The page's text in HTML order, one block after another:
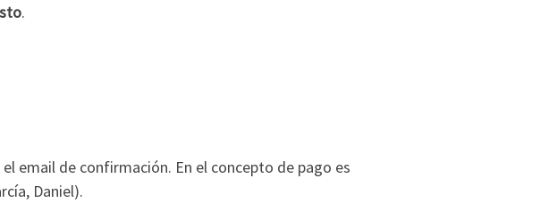
.
email de confirmación. En el concepto de pago es
Daniel).